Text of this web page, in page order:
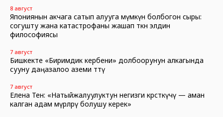
8 август
Япониянын акчага сатып алууга мүмкүн болбогон сыры:
согушту жана катастрофаны жашап өткөн элдин
философиясы
7 август
Бишкекте «Биримдик кербени» долбоорунун алкагында
сууну даңазалоо аземи өттү
7 август
Елена Тен: «Натыйжалуулуктун негизги көрсөткүчү — аман
калган адам өмүрлөрү болушу керек»